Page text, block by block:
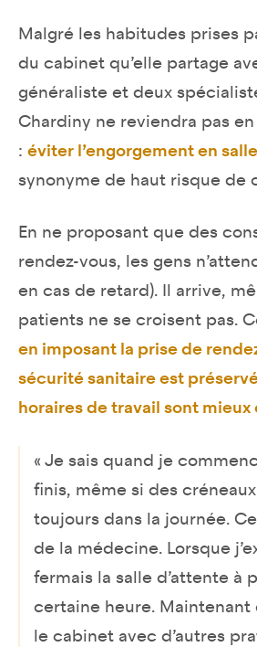
Malgré les habitudes prises
du cabinet qu’elle partage
généraliste et deux
Chardiny ne reviendra pas
: éviter l’engorgement en
synonyme de haut risque de
En ne proposant que des
rendez-vous, les gens
en cas de retard). Il arrive,
patients ne se croisent pas.
en imposant la prise de
sécurité sanitaire est
horaires de travail sont mieux
« Je sais quand je
finis, même si des
toujours dans la journée.
de la médecine. Lorsque
fermais la salle d’attente à
certaine heure. Maintenant
le cabinet avec d’autres